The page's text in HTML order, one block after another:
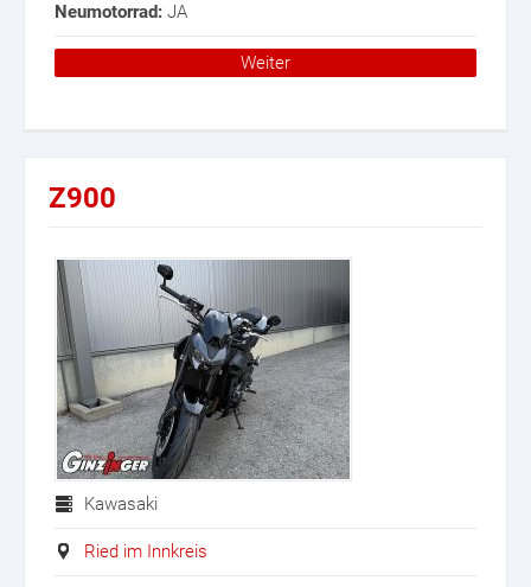
Neumotorrad: JA
Weiter
Z900
Kawasaki
Ried im Innkreis